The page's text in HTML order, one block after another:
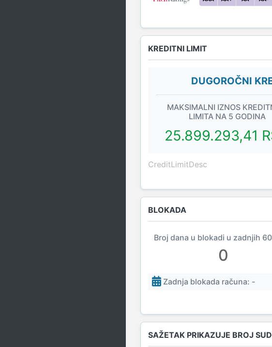
KREDITNI LIMIT
DUGOROČNI
MAKSIMALNI IZNOS
LIMITA NA 5 GODINA
25.899.293,41
CreditLimitDesc
BLOKADA
Broj dana u blokadi u zadnjih
0
Zadnja blokada računa: -
SAŽETAK PRIKAZUJE BROJ